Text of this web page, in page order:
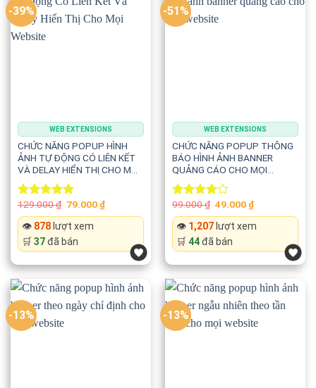
-39%
WEB EXTENSIONS
CHỨC NĂNG POPUP HÌNH
ẢNH TỰ ĐỘNG CÓ LIÊN KẾT
VÀ DELAY HIỂN THỊ CHO MỌI
WEBSITE
Rated5.00
out of 5
129.000₫ Original
was:
129.000 ₫.
79.000 ₫Current
price
👁️ 878lượt xem
🛒 37đã bán
-51%
WEB EXTENSIONS
CHỨC NĂNG POPUP THÔNG
BÁO HÌNH ẢNH BANNER
QUẢNG CÁO CHO MỌI
WEBSITE
Rated
4.00out
of 5
99.000₫ Original
was:
99.000 ₫.
49.000 ₫Current
price
is:
49.000 ₫.
👁️ 1,207lượt xem
🛒 44đã bán
-13% -13%